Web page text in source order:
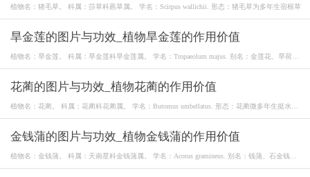
植物名：猪毛草。 科属：莎草科藨草属。 学名：Scirpus wallichii. 形态：猪毛草为多年生宿根草
旱金莲的图片与功效_植物旱金莲的作用价值
植物名：旱金莲。 科属：旱金莲科旱金莲属。 学名：Tropaeolum majus. 别名：金莲花、旱荷、
花蔺的图片与功效_植物花蔺的作用价值
植物名：花蔺。 科属：花蔺科花蔺属。 学名：Butomus umbellatus. 形态：花蔺微多年生挺水或
金钱蒲的图片与功效_植物金钱蒲的作用价值
植物名：金钱蒲。 科属：天南星科金钱蒲属。 学名：Acorus gramineus. 别名：钱蒲、石金钱